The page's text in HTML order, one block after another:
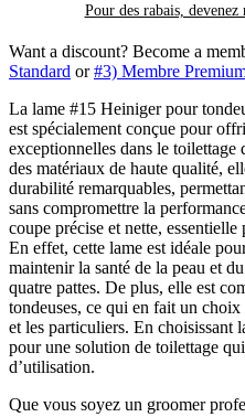
Pour des rabais, devenez
Want a discount? Become a
Standard or#3) Membre
La lame #15 Heiniger pour
est spécialement conçue pour
exceptionnelles dans le
des matériaux de haute qualité,
durabilité remarquables,
sans compromettre la
coupe précise et nette,
En effet, cette lame est idéale
maintenir la santé de la peau et
quatre pattes. De plus, elle est
tondeuses, ce qui en fait un
et les particuliers. En choisissant
pour une solution de toilettage
d’utilisation.
Que vous soyez un groomer